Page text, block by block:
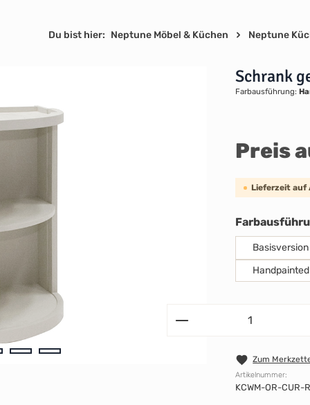
Du bist hier: Neptune Möbel & Küchen Neptune
Schrank
Farbausführung:
Preis
Lieferzeit auf
Basisversion
Zum
Artikelnummer:
KCWM-OR-CUR-